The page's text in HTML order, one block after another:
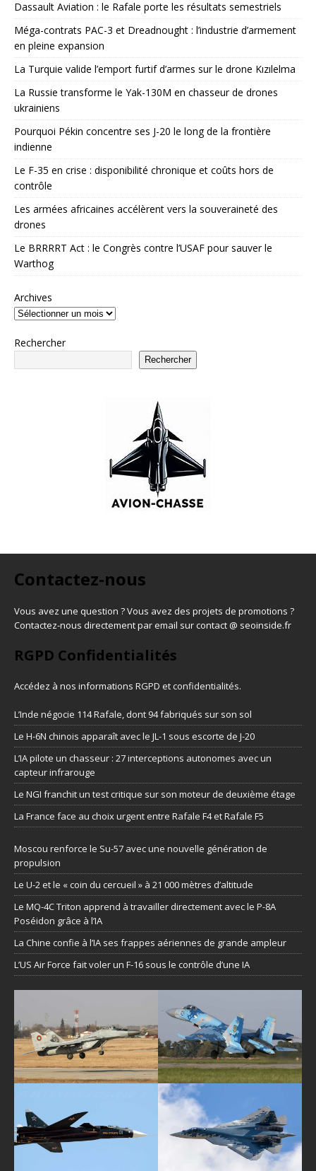
Dassault Aviation : le Rafale porte les résultats semestriels
Méga-contrats PAC-3 et Dreadnought : l’industrie d’armement
en pleine expansion
La Turquie valide l’emport furtif d’armes sur le drone Kızılelma
La Russie transforme le Yak-130M en chasseur de drones
ukrainiens
Pourquoi Pékin concentre ses J-20 le long de la frontière
indienne
Le F-35 en crise : disponibilité chronique et coûts hors de
contrôle
Les armées africaines accélèrent vers la souveraineté des
drones
Le BRRRRT Act : le Congrès contre l’USAF pour sauver le
Warthog
Archives
Rechercher
Rechercher
Contactez-nous
Vous avez une question ? Vous avez des projets de promotions ?
Contactez-nous directement par email sur contact @ seoinside.fr
RGPD Confidentialités
Accédez à nos informations RGPD et confidentialités.
L’Inde négocie 114 Rafale, dont 94 fabriqués sur son sol
Le H-6N chinois apparaît avec le JL-1 sous escorte de J-20
L’IA pilote un chasseur : 27 interceptions autonomes avec un
capteur infrarouge
Le NGI franchit un test critique sur son moteur de deuxième étage
La France face au choix urgent entre Rafale F4 et Rafale F5
Moscou renforce le Su-57 avec une nouvelle génération de
propulsion
Le U-2 et le « coin du cercueil » à 21 000 mètres d’altitude
Le MQ-4C Triton apprend à travailler directement avec le P-8A
Poséidon grâce à l’IA
La Chine confie à l’IA ses frappes aériennes de grande ampleur
L’US Air Force fait voler un F-16 sous le contrôle d’une IA